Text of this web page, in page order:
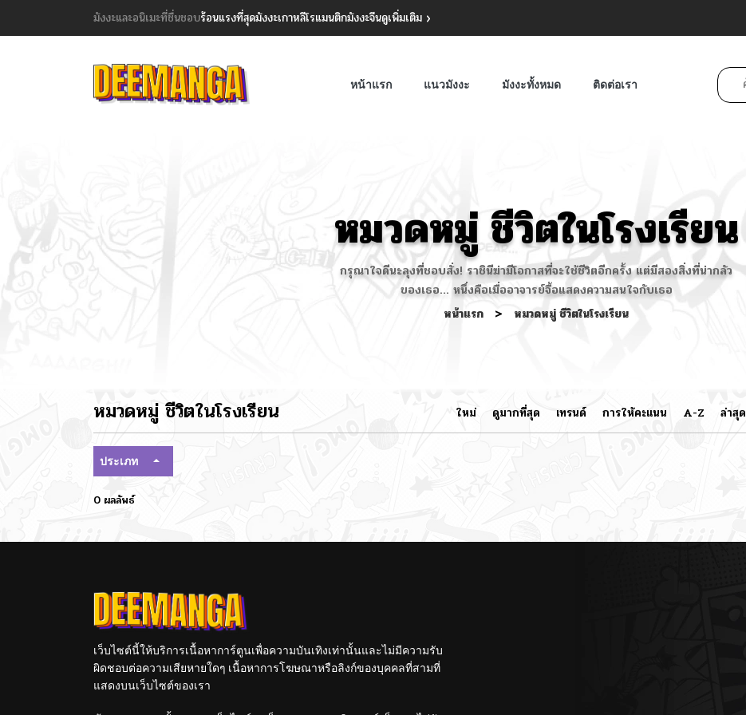
มังงะและอนิเมะที่ชื่นชอบร้อนแรงที่สุดมังงะเกาหลีโรแมนติกมังงะจีนดูเพิ่มเติม
หน้าแรก แนวมังงะ มังงะทั้งหมด ติดต่อเรา
หมวดหมู่ ชีวิตในโรงเรียน
กรุณาใจดีนะลุงที่ชอบสั่ง! ราชินีฆ่ามีโอกาสที่จะใช้ชีวิตอีกครั้ง แต่มีสองสิ่งที่น่ากลัว
ของเธอ... หนึ่งคือเมื่ออาจารย์จื้อแสดงความสนใจกับเธอ
หน้าแรก > หมวดหมู่ ชีวิตในโรงเรียน
หมวดหมู่ ชีวิตในโรงเรียน ใหม่ ดูมากที่สุด เทรนด์ การให้คะแนน A-Z ล่าสุด
ประเภท
0 ผลลัพธ์
เว็บไซต์นี้ให้บริการเนื้อหาการ์ตูนเพื่อความบันเทิงเท่านั้นและไม่มีความรับ
ผิดชอบต่อความเสียหายใดๆ เนื้อหาการโฆษณาหรือลิงก์ของบุคคลที่สามที่
แสดงบนเว็บไซต์ของเรา